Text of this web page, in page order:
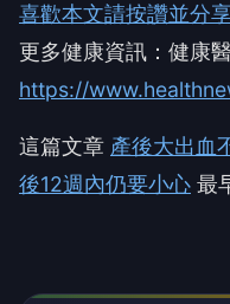
喜歡本文請按讚並分
更多健康資訊：健康
https://
這篇文章 產後大出血
後12週內仍要小心 最